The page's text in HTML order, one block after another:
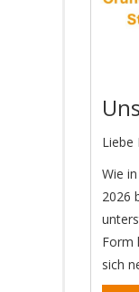
Liebe
Wie
2026
Form
sich